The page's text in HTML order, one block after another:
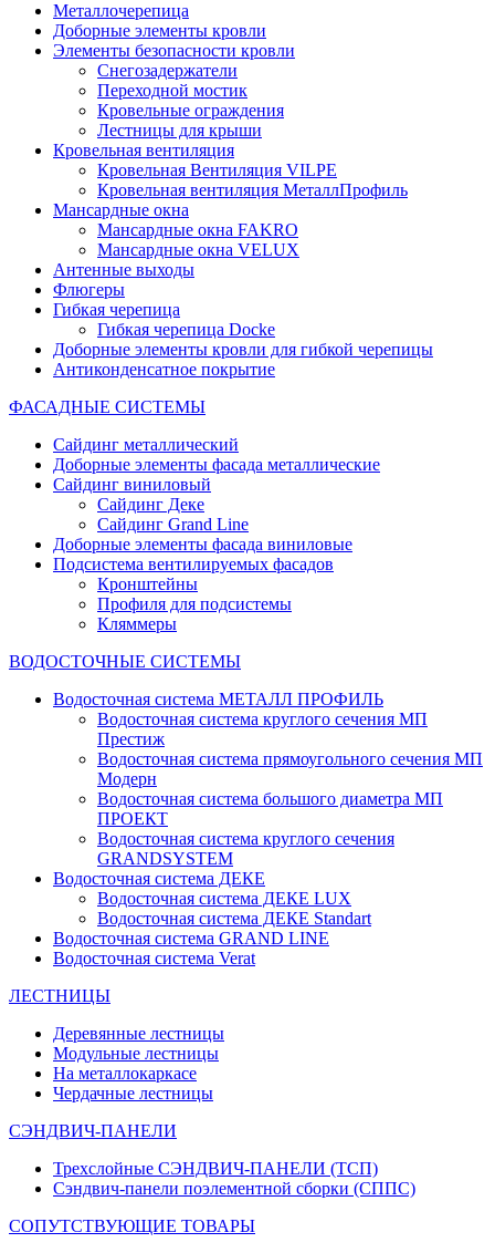
Металлочерепица
Доборные элементы кровли
Элементы безопасности кровли
Снегозадержатели
Переходной мостик
Кровельные ограждения
Лестницы для крыши
Кровельная вентиляция
Кровельная Вентиляция VILPE
Кровельная вентиляция МеталлПрофиль
Мансардные окна
Мансардные окна FAKRO
Мансардные окна VELUX
Антенные выходы
Флюгеры
Гибкая черепица
Гибкая черепица Docke
Доборные элементы кровли для гибкой черепицы
Антиконденсатное покрытие
ФАСАДНЫЕ СИСТЕМЫ
Сайдинг металлический
Доборные элементы фасада металлические
Сайдинг виниловый
Сайдинг Деке
Сайдинг Grand Line
Доборные элементы фасада виниловые
Подсистема вентилируемых фасадов
Кронштейны
Профиля для подсистемы
Кляммеры
ВОДОСТОЧНЫЕ СИСТЕМЫ
Водосточная система МЕТАЛЛ ПРОФИЛЬ
Водосточная система круглого сечения МП
Престиж
Водосточная система прямоугольного сечения МП
Модерн
Водосточная система большого диаметра МП
ПРОЕКТ
Водосточная система круглого сечения
GRANDSYSTEM
Водосточная система ДЕКЕ
Водосточная система ДЕКЕ LUX
Водосточная система ДЕКЕ Standart
Водосточная система GRAND LINE
Водосточная система Verat
ЛЕСТНИЦЫ
Деревянные лестницы
Модульные лестницы
На металлокаркасе
Чердачные лестницы
СЭНДВИЧ-ПАНЕЛИ
Трехслойные СЭНДВИЧ-ПАНЕЛИ (ТСП)
Сэндвич-панели поэлементной сборки (СППС)
СОПУТСТВУЮЩИЕ ТОВАРЫ